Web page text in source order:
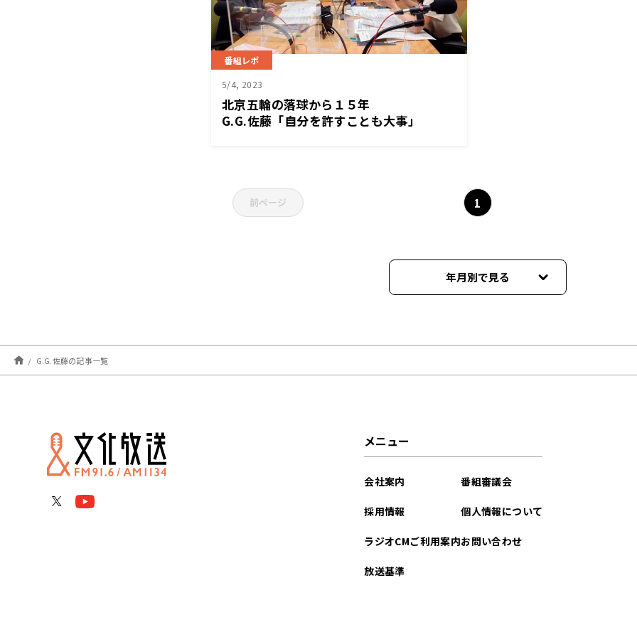
番組レポ
5/4, 2023
北京五輪の落球から１５年
G.G.佐藤「自分を許すことも大事」
前ページ 1
年月別で見る
G.G.佐藤の記事一覧
メニュー
会社案内
採用情報
ラジオCMご利用案内
放送基準
番組審議会
個人情報について
お問い合わせ